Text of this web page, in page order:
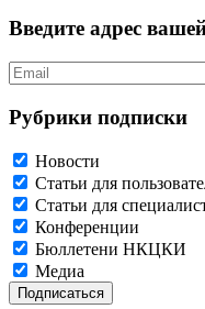
Введите адрес
Рубрики подписки
Новости
Статьи для
Статьи для
Конференции
Бюллетени НКЦКИ
Медиа